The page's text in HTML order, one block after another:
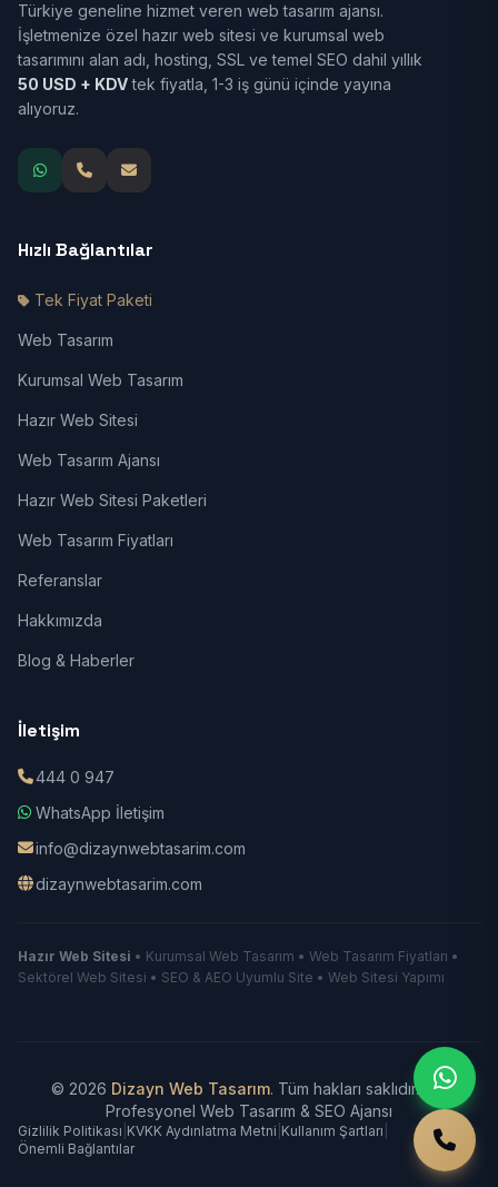
Türkiye geneline hizmet veren web tasarım ajansı.
İşletmenize özel hazır web sitesi ve kurumsal web
tasarımını alan adı, hosting, SSL ve temel SEO dahil yıllık
50 USD + KDVtek fiyatla, 1-3 iş günü içinde yayına
alıyoruz.
Hızlı Bağlantılar
Tek Fiyat Paketi
Web Tasarım
Kurumsal Web Tasarım
Hazır Web Sitesi
Web Tasarım Ajansı
Hazır Web Sitesi Paketleri
Web Tasarım Fiyatları
Referanslar
Hakkımızda
Blog & Haberler
İletişim
444 0 947
WhatsApp İletişim
info@dizaynwebtasarim.com
dizaynwebtasarim.com
Hazır Web Sitesi • Kurumsal Web Tasarım • Web Tasarım Fiyatları •
Sektörel Web Sitesi • SEO & AEO Uyumlu Site • Web Sitesi Yapımı
© 2026 Dizayn Web Tasarım. Tüm hakları saklıdır.
|
Profesyonel Web Tasarım & SEO Ajansı
Gizlilik Politikası KVKK Aydınlatma Metni Kullanım Şartları
Önemli Bağlantılar